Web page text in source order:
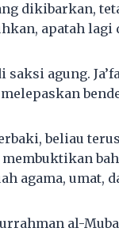
dikibarkan,
apatah lagi
agung.
beliau
agama, umat,
al-